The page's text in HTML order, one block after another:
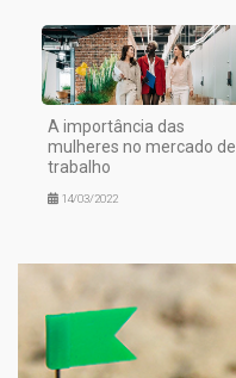
A importância das
mulheres no mercado de
trabalho
14/03/2022